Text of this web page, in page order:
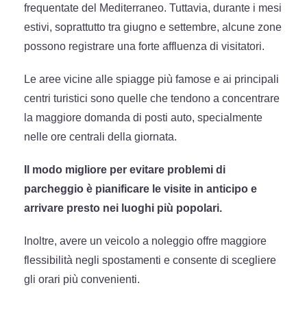
frequentate del Mediterraneo. Tuttavia, durante i mesi
estivi, soprattutto tra giugno e settembre, alcune zone
possono registrare una forte affluenza di visitatori.
Le aree vicine alle spiagge più famose e ai principali
centri turistici sono quelle che tendono a concentrarе
la maggiore domanda di posti auto, specialmente
nelle ore centrali della giornata.
Il modo migliore per evitare problemi di
parcheggio è pianificare le visite in anticipo e
arrivare presto nei luoghi più popolari.
Inoltre, avere un veicolo a noleggio offre maggiore
flessibilità negli spostamenti e consente di scegliere
gli orari più convenienti.